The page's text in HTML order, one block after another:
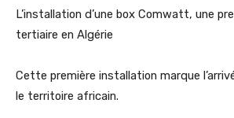
L’installation d’une box Comwatt, une
tertiaire en Algérie
Cette première installation marque
le territoire africain.